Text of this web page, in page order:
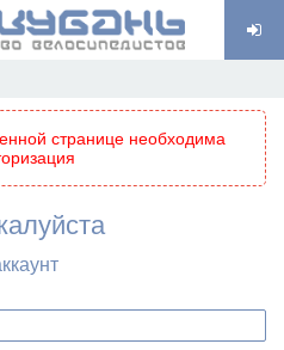
странице необходима